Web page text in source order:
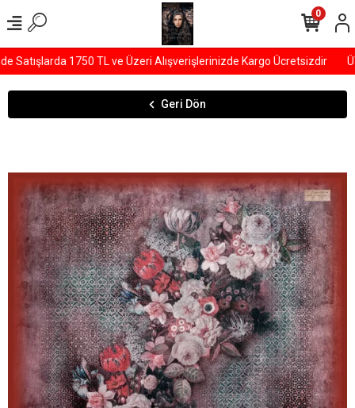
1750 TL ve Üzeri Alışverişlerinizde Kargo Ücretsizdir
0
Geri Dön